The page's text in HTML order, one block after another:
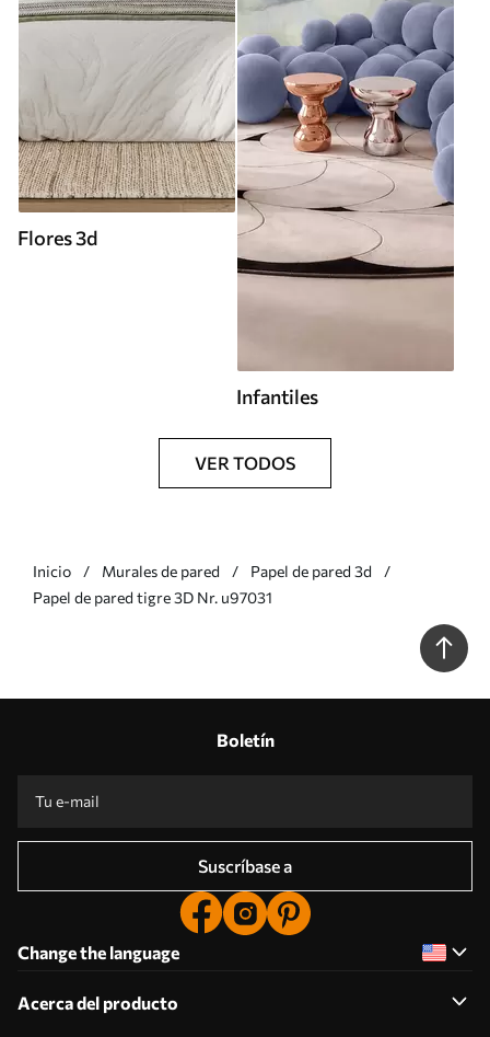
Flores 3d
Infantiles
VER TODOS
Inicio Murales de pared
Papel de pared 3d
Papel de pared tigre 3D Nr. u97031
Boletín
Suscríbase a
Change the language
Acerca del producto